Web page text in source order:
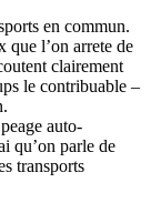
en commun.
que l’on arrete de
clairement
le contribuable –
auto-
qu’on parle de
transports